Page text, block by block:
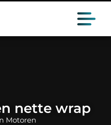
nette wrap
Motoren